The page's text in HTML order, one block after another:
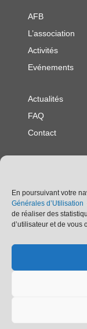
En poursuivant votre
Générales d’Utilisation
de réaliser des
d’utilisateur et de vous
AFB
L’association
Activités
Evénements
Actualités
FAQ
Contact
Politique en
cookies
Mentions